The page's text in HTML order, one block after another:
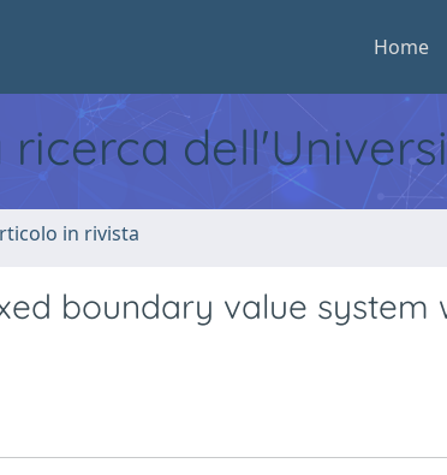
Home
in rivista
boundary value system